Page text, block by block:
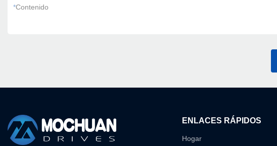
*Contenido
ENLACES RÁPIDOS
Hogar